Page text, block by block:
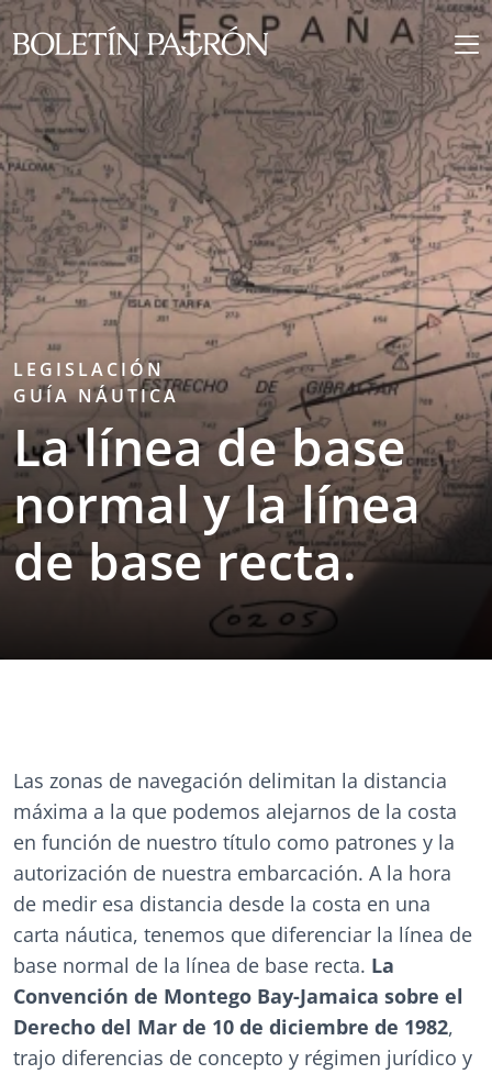
LEGISLACIÓN
GUÍA NÁUTICA
La línea de base
normal y la línea
de base recta.
Las zonas de navegación delimitan la distancia
máxima a la que podemos alejarnos de la costa
en función de nuestro título como patrones y la
autorización de nuestra embarcación. A la hora
de medir esa distancia desde la costa en una
carta náutica, tenemos que diferenciar la línea de
base normal de la línea de base recta. La
Convención de Montego Bay-Jamaica sobre el
Derecho del Mar de 10 de diciembre de 1982,
trajo diferencias de concepto y régimen jurídico y